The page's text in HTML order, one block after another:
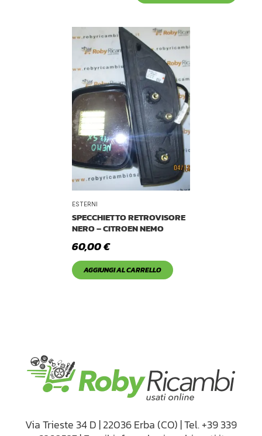
ESTERNI
SPECCHIETTO RETROVISORE
NERO – CITROEN NEMO
60,00€
AGGIUNGI AL CARRELLO
Via Trieste 34 D | 22036 Erba (CO) | Tel. +39 339